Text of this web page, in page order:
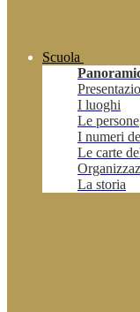
Scuola
I luoghi
Le persone
I numeri
Le carte
La storia